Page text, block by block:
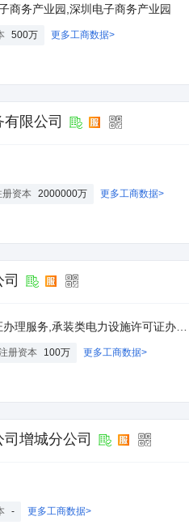
商务产业园,深圳电子商务产业园
500万 更多工商数据>
限公司
册资本 2000000万 更多工商数据>
许可证办理,承修类电力设施许可证办理,承试类电力设施许可证办理
册资本 100万 更多工商数据>
增城分公司
- 更多工商数据>